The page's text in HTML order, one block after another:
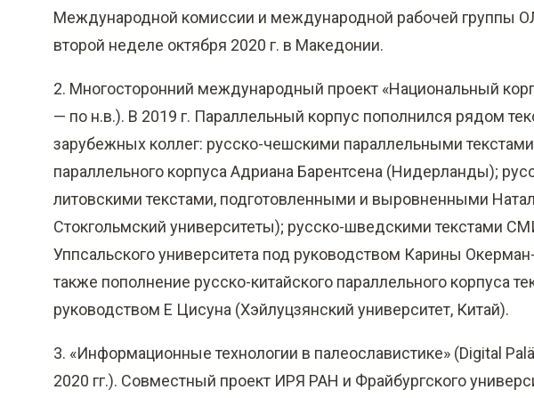
Международной комиссии и международной рабочей группы
второй неделе октября 2020 г. в Македонии.
2. Многосторонний международный проект «Национальный
— по н.в.). В 2019 г. Параллельный корпус пополнился рядом
зарубежных коллег: русско-чешскими параллельными
параллельного корпуса Адриана Барентсена (Нидерланды);
литовскими текстами, подготовленными и выровненными
Стокгольмский университеты); русско-шведскими текстами
Уппсальского университета под руководством Карины
также пополнение русско-китайского параллельного корпуса
руководством Е Цисуна (Хэйлуцзянский университет, Китай).
3. «Информационные технологии в палеославистике» (Digital
2020 гг.). Совместный проект ИРЯ РАН и Фрайбургского